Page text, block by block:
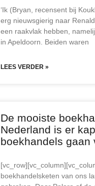
‘Ik (Bryan, recensent bij
erg nieuwsgierig naar
een raakvlak hebben,
in Apeldoorn. Beiden waren
LEES VERDER »
De mooiste
Nederland is er
boekhandels gaan
boekhandelsketen van ons